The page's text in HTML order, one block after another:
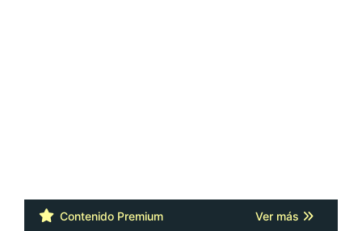
Contenido Premium Ver más